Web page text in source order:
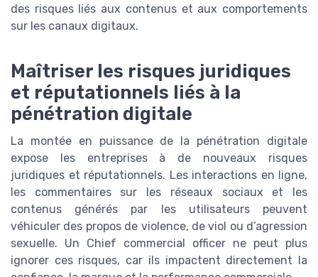
des risques liés aux contenus et aux comportements
sur les canaux digitaux.
Maîtriser les risques juridiques
et réputationnels liés à la
pénétration digitale
La montée en puissance de la pénétration digitale
expose les entreprises à de nouveaux risques
juridiques et réputationnels. Les interactions en ligne,
les commentaires sur les réseaux sociaux et les
contenus générés par les utilisateurs peuvent
véhiculer des propos de violence, de viol ou d’agression
sexuelle. Un Chief commercial officer ne peut plus
ignorer ces risques, car ils impactent directement la